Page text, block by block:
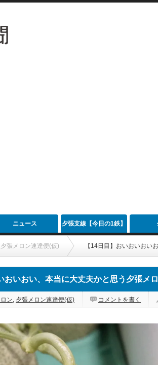
ニュース 夕張支線【今日の1鉄】
夕張メロン速達便(仮) 【14日目】おいおいおい
おいおい、本当に大丈夫かと思う夕張メ
ン, 夕張メロン速達便(仮) コメントを書く